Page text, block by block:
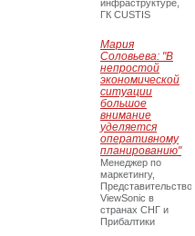
инфраструктуре,
ГК CUSTIS
Мария
Соловьева: "В
непростой
экономической
ситуации
большое
внимание
уделяется
оперативному
планированию"
Менеджер по
маркетингу,
Представительство
ViewSonic в
странах СНГ и
Прибалтики